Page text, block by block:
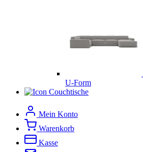
U-Form
Couchtische
Mein Konto
Warenkorb
Kasse